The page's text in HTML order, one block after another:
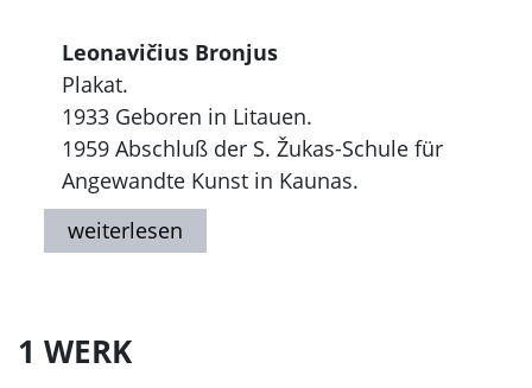
Leonavičius Bronjus
Plakat.
1933 Geboren in Litauen.
1959 Abschluß der S. Žukas-Schule für
Angewandte Kunst in Kaunas.
Ab 1963 Teilnahme an Ausstellungen
litauischer und baltischer Künstler
1 WERK